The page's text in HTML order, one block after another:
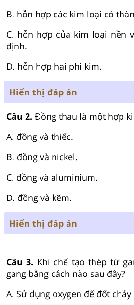
B. hỗn hợp các kim loại có
C. hỗn hợp của kim loại nền
định.
D. hỗn hợp hai phi kim.
Hiển thị đáp án
Câu 2. Đồng thau là một hợp
A. đồng và thiếc.
B. đồng và nickel.
C. đồng và aluminium.
D. đồng và kẽm.
Hiển thị đáp án
Câu 3. Khi chế tạo thép từ
gang bằng cách nào sau đây?
A. Sử dụng oxygen để đốt